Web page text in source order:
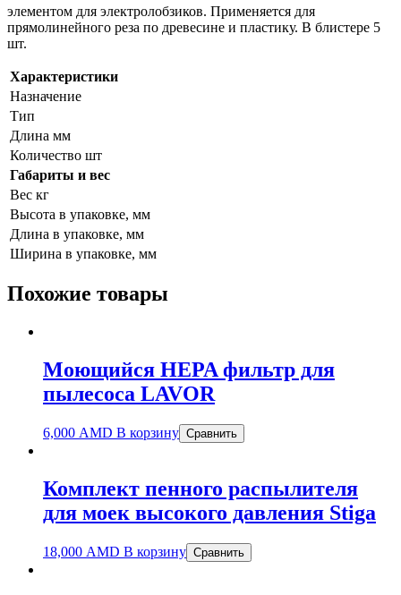
элементом для электролобзиков. Применяется для
прямолинейного реза по древесине и пластику. В блистере 5
шт.
Характеристики
Назначение
Тип
Длина мм
Количество шт
Габариты и вес
Вес кг
Высота в упаковке, мм
Длина в упаковке, мм
Ширина в упаковке, мм
Похожие товары
Моющийся HEPA фильтр для
пылесоса LAVOR
6,000 AMD В корзину Сравнить
Комплект пенного распылителя
для моек высокого давления Stiga
18,000 AMD В корзину Сравнить